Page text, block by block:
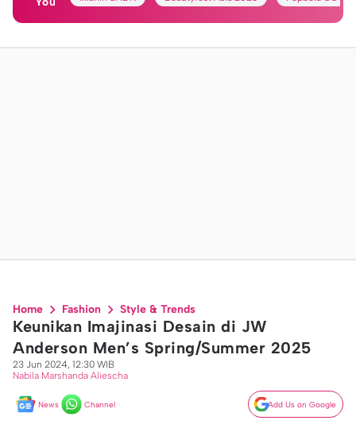
Home Fashion Style & Trends
Keunikan Imajinasi Desain di JW
Anderson Men’s Spring/Summer 2025
23 Jun 2024, 12:30 WIB
Nabila Marshanda Aliescha
News Channel Add Us on Google